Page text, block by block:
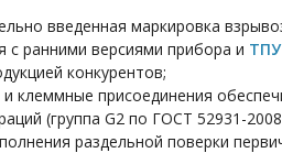
введенная маркировка
с ранними версиями прибора и ТПУ
конкурентов;
клеммные присоединения
(группа G2 по ГОСТ 52931-2008
раздельной поверки